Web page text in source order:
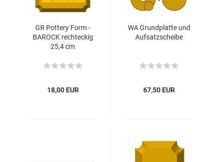
GR Pottery Form -
BAROCK rechteckig
25,4 cm
18,00 EUR
WA Grundplatte und
Aufsatzscheibe
67,50 EUR